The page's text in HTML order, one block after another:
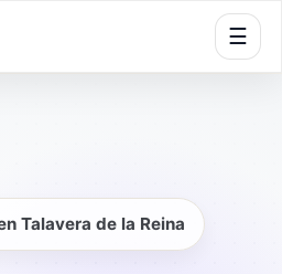
☰
Talavera de la Reina